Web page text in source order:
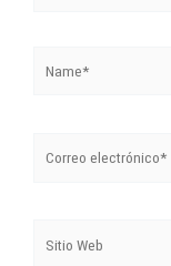
electrónico*
Web